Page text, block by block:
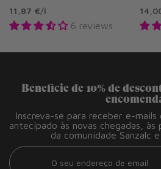
11,87 €/l
6 reviews
Beneficie de 10% de
Inscreva-se para receber e-
antecipado às novas chegadas,
da comunidade Sanzalc